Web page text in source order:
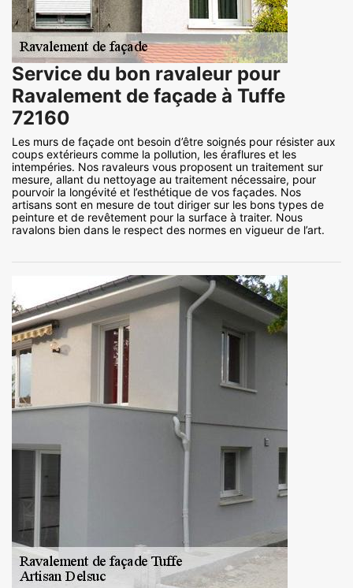
Service du bon ravaleur pour
Ravalement de façade à Tuffe
72160
Les murs de façade ont besoin d’être soignés pour résister aux
coups extérieurs comme la pollution, les éraflures et les
intempéries. Nos ravaleurs vous proposent un traitement sur
mesure, allant du nettoyage au traitement nécessaire, pour
pourvoir la longévité et l’esthétique de vos façades. Nos
artisans sont en mesure de tout diriger sur les bons types de
peinture et de revêtement pour la surface à traiter. Nous
ravalons bien dans le respect des normes en vigueur de l’art.